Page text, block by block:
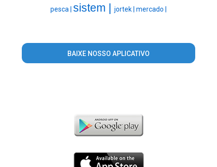
pesca | sistem | jortek | mercado |
BAIXE NOSSO APLICATIVO